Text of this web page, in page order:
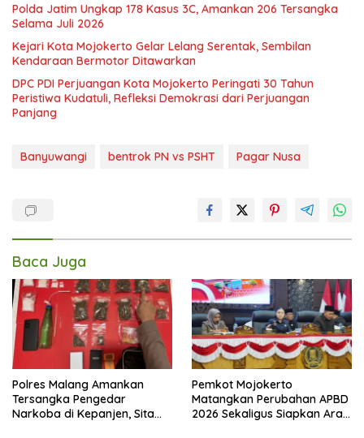
Polda Jatim Ungkap 178 Kasus 3C, Amankan 206 Tersangka
Selama Juli 2026
Kejari Kota Mojokerto Gelar Lelang Serentak, Sembilan
Kendaraan Bermotor Ditawarkan
DPC PDI Perjuangan Kota Mojokerto Peringati 30 Tahun
Peristiwa Kudatuli, Refleksi Demokrasi dari Perjuangan
Panjang
Banyuwangi bentrok PN vs PSHT Pagar Nusa
Baca Juga
Polres Malang Amankan
Tersangka Pengedar
Narkoba di Kepanjen, Sita
Pemkot Mojokerto
Matangkan Perubahan APBD
2026 Sekaligus Siapkan Arah